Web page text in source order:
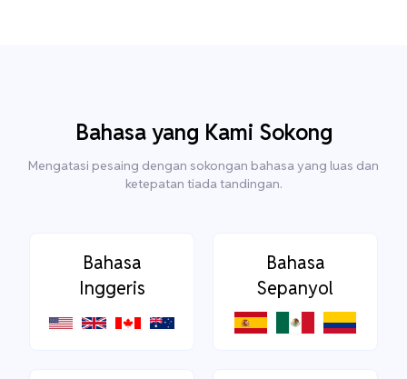
Bahasa yang Kami Sokong
Mengatasi pesaing dengan sokongan bahasa yang luas dan
ketepatan tiada tandingan.
Bahasa
Inggeris
Bahasa
Sepanyol